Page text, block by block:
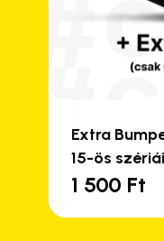
Extra
15-ös
1 500 Ft